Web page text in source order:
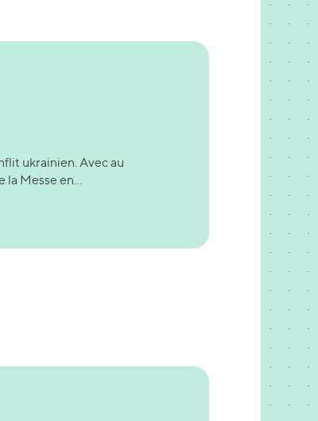
ukrainien. Avec au
la Messe en...